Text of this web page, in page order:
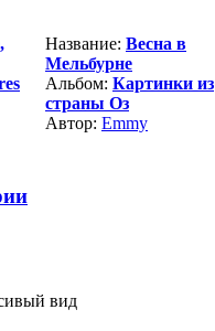
Название: Весна в
Мельбурне
Альбом: Картинки из
страны Оз
Автор: Emmy
вид